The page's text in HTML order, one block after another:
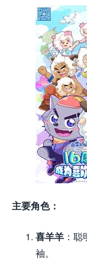
主要角色：
喜羊羊 ：
袖。